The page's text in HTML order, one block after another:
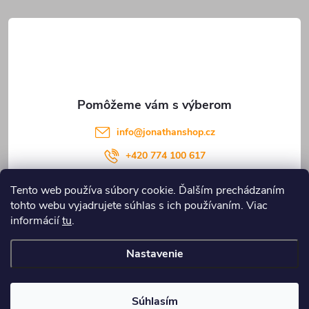
Tento web používa súbory cookie. Ďalším prechádzaním
tohto webu vyjadrujete súhlas s ich používaním. Viac
informáciítu.
Nastavenie
Súhlasím
k
s
u
info@jonathanshop.cz
+420 774 100 617
Informace pro vás
nastavenie cookies